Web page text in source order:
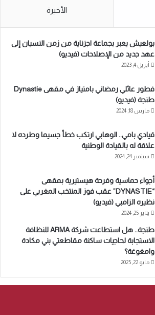
الأخيرة
بولعيش يعبر بجماعة اجزناية من زمن النسيان إلى
عهد جديد من الإصلاحات (فيديو)
أبريل 4, 2023
فطور عائلي رمضاني بامتياز في مقهى Dynastie
طنجة (فيديو)
مارس 18, 2024
قيادي بامي.. الوهابي ارتكب خطأ جسيما وطرده لا
علاقة له بالقيادة الوطنية
سبتمبر 24, 2024
أجواء حماسية وفرحة هيستيرية بمقهى
“DYNASTIE” عقب فوز المنتخب المغربي على
نظيره الزامبي (فيديو)
يناير 25, 2024
طنجة.. هل استطاعت شركة ARMA للنظافة
الاستجابة لحاجيات ساكنة مقاطعتي بني مكادة
وامغوغة؟
مايو 22, 2025